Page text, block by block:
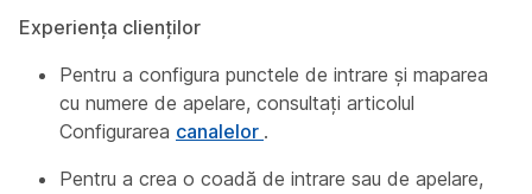
Experiența clienților
Pentru a configura punctele de intrare și maparea
cu numere de apelare, consultați articolul
Configurarea canalelor .
Pentru a crea o coadă de intrare sau de apelare,